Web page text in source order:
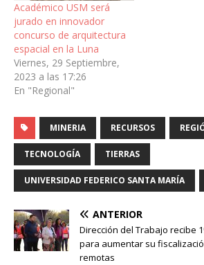
Académico USM será
jurado en innovador
concurso de arquitectura
espacial en la Luna
Viernes, 29 Septiembre,
2023 a las 17:26
En "Regional"
MINERIA RECURSOS
TECNOLOGÍA TIERRAS
UNIVERSIDAD FEDERICO SANTA MARÍA
ANTERIOR
Dirección del Trabajo recibe
para aumentar su
remotas